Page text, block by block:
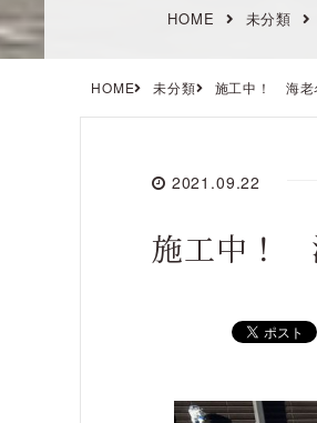
HOME 未分類
HOME 未分類 施工中！ 海老
2021.09.22
施工中！